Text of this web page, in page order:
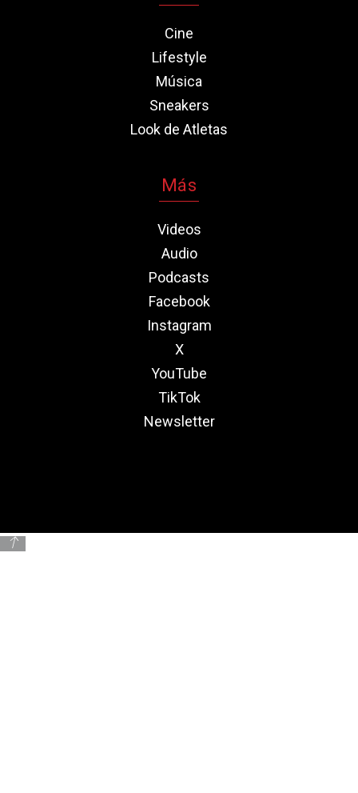
Cine
Lifestyle
Música
Sneakers
Look de Atletas
Más
Videos
Audio
Podcasts
Facebook
Instagram
X
YouTube
TikTok
Newsletter